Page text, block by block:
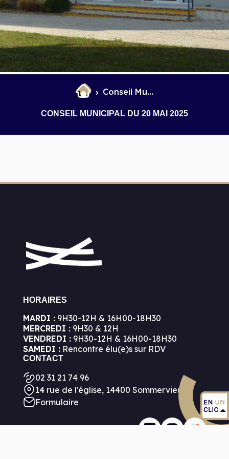
Conseil Municipal du 20 mai 2025
CONSEIL MUNICIPAL DU 20 MAI 2025
HORAIRES
MARDI :9H30-12H & 16H00-18H30
MERCREDI :9H30 & 12H
VENDREDI :9H30-12H & 16H00-18H30
SAMEDI :Rencontre élu(e)s sur RDV
CONTACT
02 31 21 74 96
14 rue de l'église, 14400 Sommervieu
Formulaire
Marchés
et Infantile